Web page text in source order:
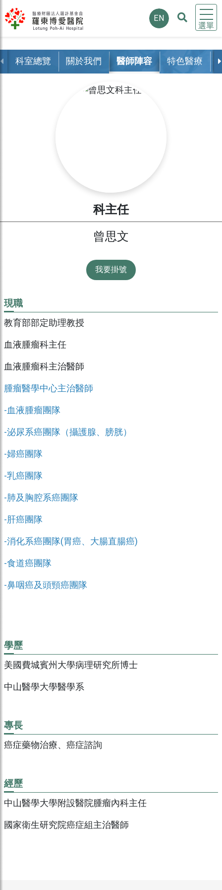
選單
EN
科室總覽 關於我們 醫師陣容 特色醫療
科主任
曾思文
我要掛號
現職
教育部部定助理教授
血液腫瘤科主任
血液腫瘤科主治醫師
腫瘤醫學中心主治醫師
-血液腫瘤團隊
-泌尿系癌團隊（攝護腺、膀胱）
-婦癌團隊
-乳癌團隊
-肺及胸腔系癌團隊
-肝癌團隊
-消化系癌團隊(胃癌、大腸直腸癌)
-食道癌團隊
-鼻咽癌及頭頸癌團隊
學歷
美國費城賓州大學病理研究所博士
中山醫學大學醫學系
專長
癌症藥物治療、癌症諮詢
經歷
中山醫學大學附設醫院腫瘤內科主任
國家衛生研究院癌症組主治醫師